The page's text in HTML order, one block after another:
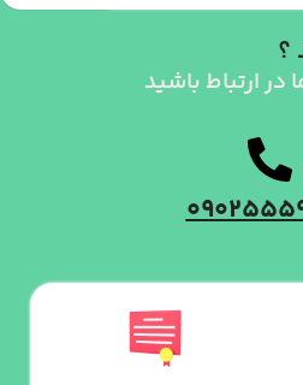
؟
در ارتباط باشید